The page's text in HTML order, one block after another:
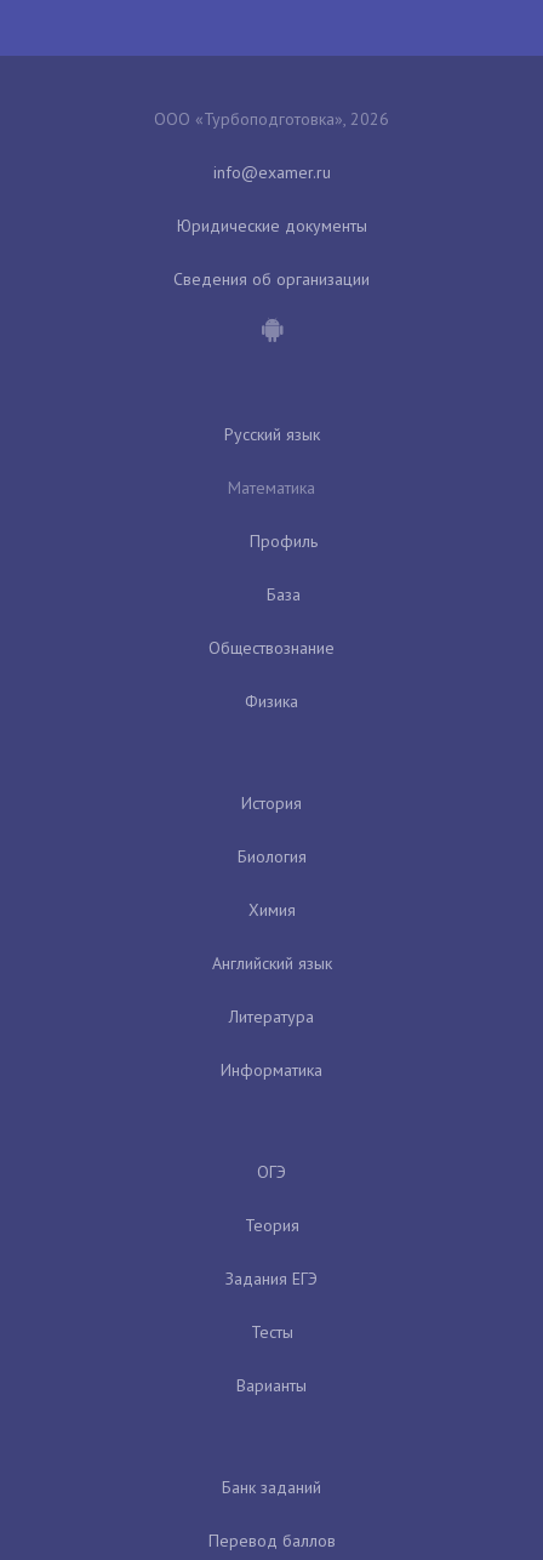
ООО «Турбоподготовка», 2026
Юридические документы
Сведения об организации
Русский язык
Математика
Профиль
База
Обществознание
Физика
История
Биология
Химия
Английский язык
Литература
Информатика
ОГЭ
Теория
Задания ЕГЭ
Тесты
Варианты
Банк заданий
Перевод баллов